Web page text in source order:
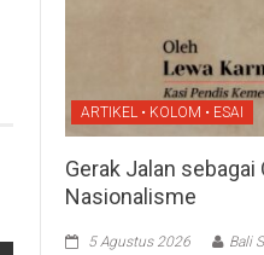
ARTIKEL • KOLOM • ESAI
Gerak Jalan
Nasionalisme
5 Agustus 2026 Bali